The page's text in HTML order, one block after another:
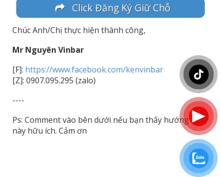
Click Đăng Ký Giữ Chỗ
Chúc Anh/Chị thực hiện thành công,
Mr Nguyên Vinbar
[F]: https://www.facebook.com/kenvinbar
[Z]: 0907.095.295 (zalo)
----
Ps: Comment vào bên dưới nếu bạn thấy hướng dẫn
này hữu ích. Cảm ơn